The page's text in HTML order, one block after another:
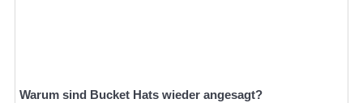
Warum sind Bucket Hats wieder angesagt?